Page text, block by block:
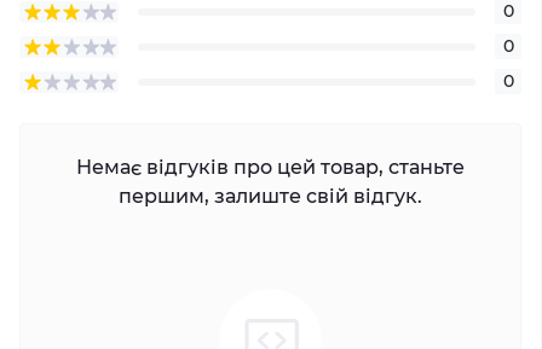
0
0
0
Немає відгуків про цей товар, станьте
першим, залиште свій відгук.